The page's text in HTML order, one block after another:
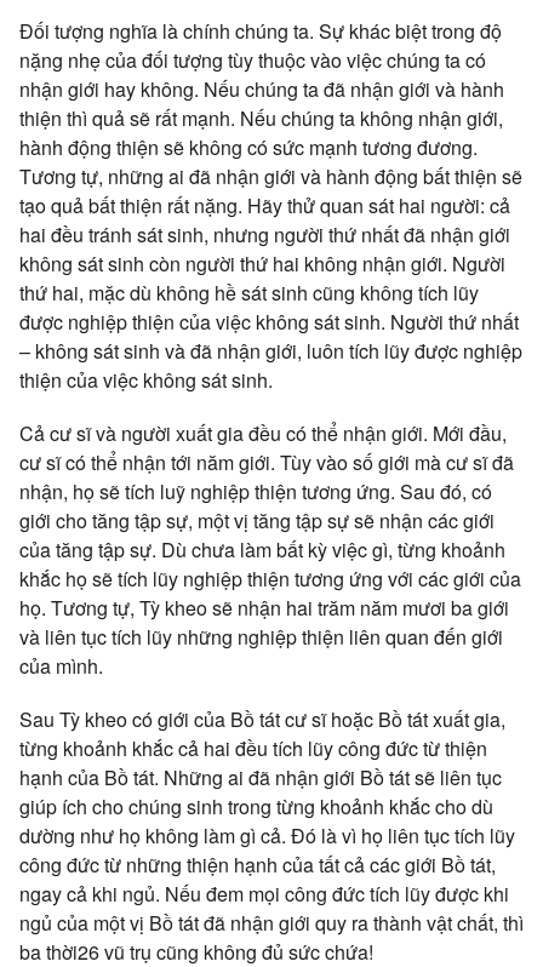
Đối tượng nghĩa là chính chúng ta. Sự khác biệt trong độ
nặng nhẹ của đối tượng tùy thuộc vào việc chúng ta có
nhận giới hay không. Nếu chúng ta đã nhận giới và hành
thiện thì quả sẽ rất mạnh. Nếu chúng ta không nhận giới,
hành động thiện sẽ không có sức mạnh tương đương.
Tương tự, những ai đã nhận giới và hành động bất thiện sẽ
tạo quả bất thiện rất nặng. Hãy thử quan sát hai người: cả
hai đều tránh sát sinh, nhưng người thứ nhất đã nhận giới
không sát sinh còn người thứ hai không nhận giới. Người
thứ hai, mặc dù không hề sát sinh cũng không tích lũy
được nghiệp thiện của việc không sát sinh. Người thứ nhất
– không sát sinh và đã nhận giới, luôn tích lũy được nghiệp
thiện của việc không sát sinh.
Cả cư sĩ và người xuất gia đều có thể nhận giới. Mới đầu,
cư sĩ có thể nhận tới năm giới. Tùy vào số giới mà cư sĩ đã
nhận, họ sẽ tích luỹ nghiệp thiện tương ứng. Sau đó, có
giới cho tăng tập sự, một vị tăng tập sự sẽ nhận các giới
của tăng tập sự. Dù chưa làm bất kỳ việc gì, từng khoảnh
khắc họ sẽ tích lũy nghiệp thiện tương ứng với các giới của
họ. Tương tự, Tỳ kheo sẽ nhận hai trăm năm mươi ba giới
và liên tục tích lũy những nghiệp thiện liên quan đến giới
của mình.
Sau Tỳ kheo có giới của Bồ tát cư sĩ hoặc Bồ tát xuất gia,
từng khoảnh khắc cả hai đều tích lũy công đức từ thiện
hạnh của Bồ tát. Những ai đã nhận giới Bồ tát sẽ liên tục
giúp ích cho chúng sinh trong từng khoảnh khắc cho dù
dường như họ không làm gì cả. Đó là vì họ liên tục tích lũy
công đức từ những thiện hạnh của tất cả các giới Bồ tát,
ngay cả khi ngủ. Nếu đem mọi công đức tích lũy được khi
ngủ của một vị Bồ tát đã nhận giới quy ra thành vật chất, thì
ba thời26 vũ trụ cũng không đủ sức chứa!